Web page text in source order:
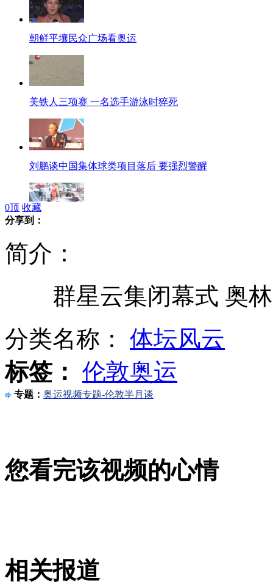
朝鲜平壤民众广场看奥运
美铁人三项赛 一名选手游泳时猝死
刘鹏谈中国集体球类项目落后 要强烈警醒
杭州闹市区牌坊倒塌致2死3伤
新疆于田县12日发生6.2级地震
刘翔父母返抵上海：没办法说
实拍：聪明乌鸦用面包做诱饵捉鱼
0顶 收藏
分享到：
简介：
群星云集闭幕式 奥林
分类名称： 体坛风云
标签： 伦敦奥运
专题： 奥运视频专题-伦敦半月谈
您看完该视频的心情
相关报道